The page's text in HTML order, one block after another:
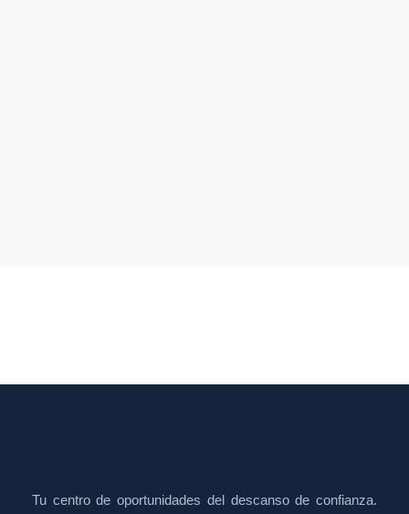
Tu centro de oportunidades del descanso de confianza.